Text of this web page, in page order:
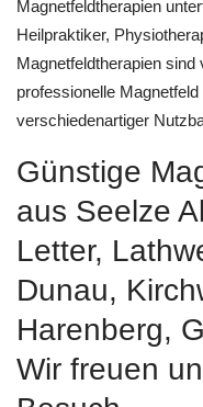
Magnetfeldtherapien
Heilpraktiker,
Magnetfeldtherapien
professionelle
verschiedenartiger
Günstige
aus Seelze
Letter,
Dunau,
Harenberg,
Wir freuen